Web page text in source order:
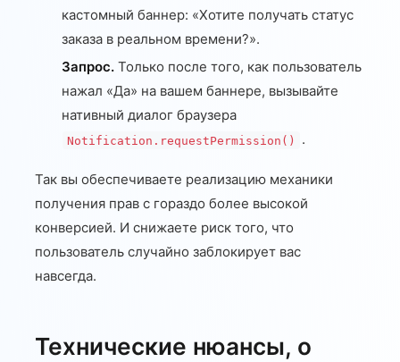
кастомный баннер: «Хотите получать статус
заказа в реальном времени?».
Запрос. Только после того, как пользователь
нажал «Да» на вашем баннере, вызывайте
нативный диалог браузера
Notification.requestPermission() .
Так вы обеспечиваете реализацию механики
получения прав с гораздо более высокой
конверсией. И снижаете риск того, что
пользователь случайно заблокирует вас
навсегда.
Технические нюансы, о